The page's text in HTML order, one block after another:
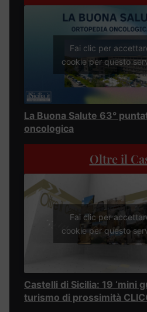
Fai clic per
cookie per questo
La Buona Salute 63°
oncologica
Oltre il
Fai clic per
cookie per questo
Castelli di Sicilia: 19 ‘mini
turismo di prossimità